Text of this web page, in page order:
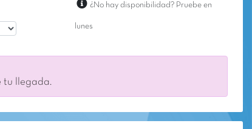
¿No hay disponibilidad? Pruebe en
lunes
tu llegada.